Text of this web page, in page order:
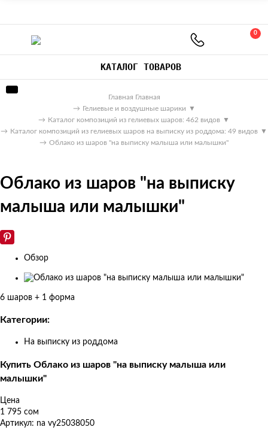
0
КАТАЛОГ ТОВАРОВ
Главная Главная
→ Гелиевые и воздушные шарики ▼
→ Каталог композиций из гелиевых шаров: 462 видов ▼
→ Каталог композиций из гелиевых шаров на выписку из роддома: 49 видов ▼
→ Облако из шаров "на выписку малыша или малышки"
Облако из шаров "на выписку
малыша или малышки"
Обзор
Изображения
товаров
6 шаров + 1 форма
Категории:
На выписку из роддома
Купить Облако из шаров "на выписку малыша или
малышки"
Цена
1 795 сом
Артикул: na vy25038050